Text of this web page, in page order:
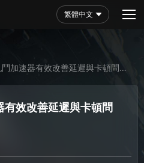
繁體中文
加速器有效改善延遲與卡頓問
效改善延遲與卡頓問